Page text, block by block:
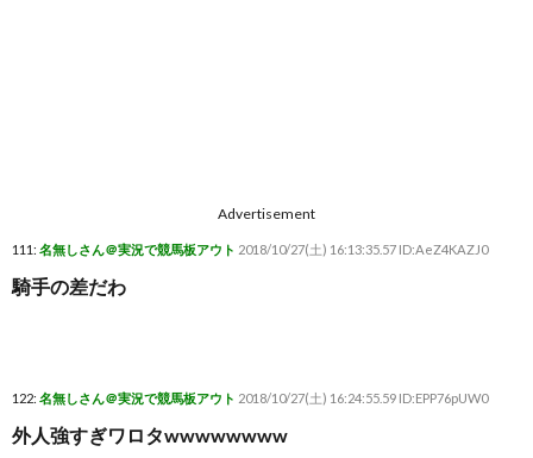
Advertisement
111: 名無しさん＠実況で競馬板アウト 2018/10/27(土) 16:13:35.57 ID:AeZ4KAZJ0
騎手の差だわ
122: 名無しさん＠実況で競馬板アウト 2018/10/27(土) 16:24:55.59 ID:EPP76pUW0
外人強すぎワロタwwwwwwww